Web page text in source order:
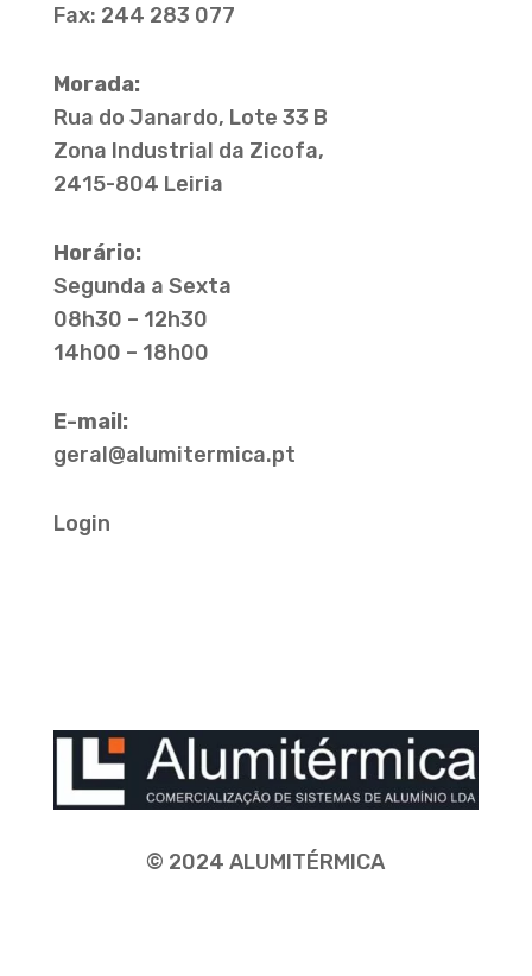
Fax: 244 283 077
Morada:
Rua do Janardo, Lote 33 B
Zona Industrial da Zicofa,
2415-804 Leiria
Horário:
Segunda a Sexta
08h30 – 12h30
14h00 – 18h00
E-mail:
geral@alumitermica.pt
Login
© 2024 ALUMITÉRMICA